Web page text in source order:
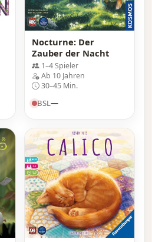
Nocturne: Der
Zauber der Nacht
1–4 Spieler
Ab 10 Jahren
30–45 Min.
BSL—